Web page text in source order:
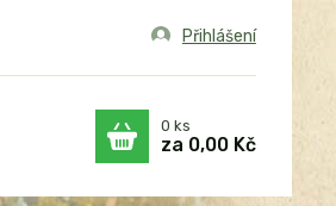
Přihlášení
0 ks
za 0,00 Kč